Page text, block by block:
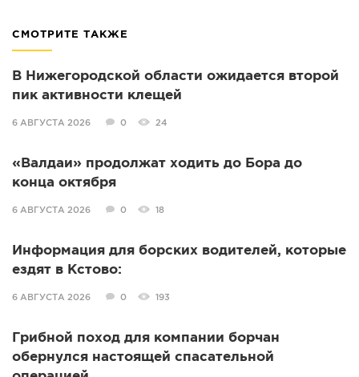
СМОТРИТЕ ТАКЖЕ
В Нижегородской области ожидается второй
пик активности клещей
6 АВГУСТА 2026 0 24
«Валдаи» продолжат ходить до Бора до
конца октября
6 АВГУСТА 2026 0 18
Информация для борских водителей, которые
ездят в Кстово:
6 АВГУСТА 2026 0 193
Грибной поход для компании борчан
обернулся настоящей спасательной